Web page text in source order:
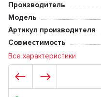
Производитель
Модель
Артикул производителя
Совместимость
Все характеристики